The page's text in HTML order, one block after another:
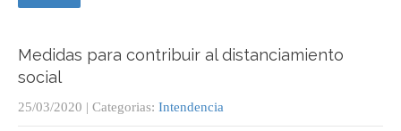
Medidas para contribuir al distanciamiento
social
25/03/2020 | Categorias: Intendencia